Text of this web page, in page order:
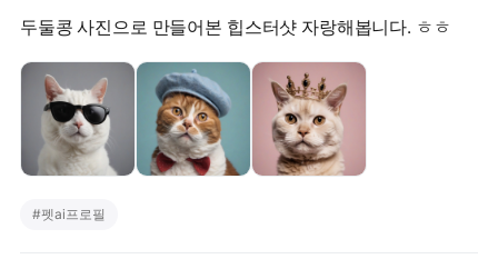
두둘콩 사진으로 만들어본 힙스터샷 자랑해봅니다. ㅎㅎ
#펫ai프로필